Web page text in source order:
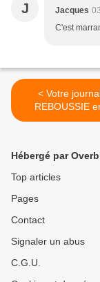
J Jacques
C'est
< Votre journal LOU
REBOUSSIE
Hébergé par
Top articles
Pages
Contact
Signaler un abus
C.G.U.